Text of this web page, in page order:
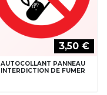
3,50 €
AUTOCOLLANT PANNEAU
INTERDICTION DE FUMER